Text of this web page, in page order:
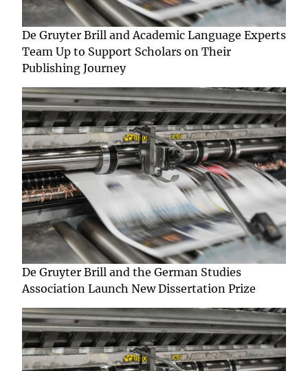
De Gruyter Brill and Academic Language Experts
Team Up to Support Scholars on Their
Publishing Journey
De Gruyter Brill and the German Studies
Association Launch New Dissertation Prize